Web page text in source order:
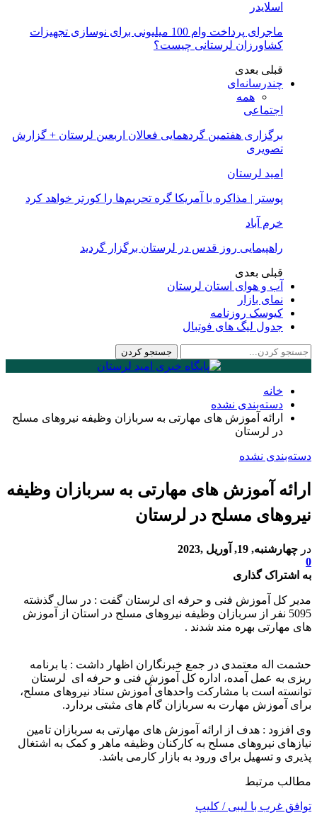
اسلایدر
ماجرای پرداخت وام 100 میلیونی برای نوسازی تجهیزات
کشاورزان لرستانی چیست؟
قبلی بعدی
چندرسانه‌ای
همه
اجتماعی
برگزاری هفتمین گردهمایی فعالان اربعین لرستان + گزارش
تصویری
امید لرستان
پوستر | مذاکره با آمریکا گره تحریم‌ها را کورتر خواهد کرد
خرم آباد
راهپیمایی روز قدس در لرستان برگزار گردید
قبلی بعدی
آب و هوای استان لرستان
نمای بازار
کیوسک روزنامه
جدول لیگ های فوتبال
خانه
دسته‌بندی نشده
ارائه آموزش های مهارتی به سربازان وظیفه نیروهای مسلح
در لرستان
دسته‌بندی نشده
ارائه آموزش های مهارتی به سربازان وظیفه
نیروهای مسلح در لرستان
در چهارشنبه, 19, آوریل ,2023
0
به اشتراک گذاری
مدیر کل آموزش فنی و حرفه ای لرستان گفت : در سال گذشته
5095 نفر از سربازان وظیفه نیروهای مسلح در استان از آموزش
های مهارتی بهره مند شدند .
حشمت اله معتمدی در جمع خبرنگاران اظهار داشت : با برنامه
ریزی به عمل آمده، اداره کل آموزش فنی و حرفه ای لرستان
توانسته است با مشارکت واحدهای آموزش ستاد نیروهای مسلح،
برای آموزش مهارت به سربازان گام های مثبتی بردارد.
وی افزود : هدف از ارائه آموزش های مهارتی به سربازان تامین
نیازهای نیروهای مسلح به کارکنان وظیفه ماهر و کمک به اشتغال
پذیری و تسهیل برای ورود به بازار کارمی باشد.
مطالب مرتبط
توافق غرب با لیبی / کلیپ